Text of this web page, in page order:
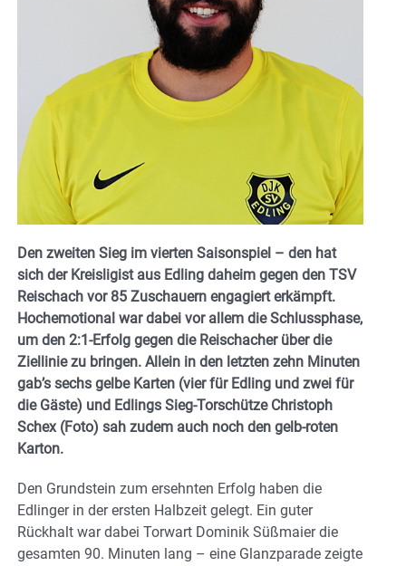
Den zweiten Sieg im vierten Saisonspiel – den hat
sich der Kreisligist aus Edling daheim gegen den TSV
Reischach vor 85 Zuschauern engagiert erkämpft.
Hochemotional war dabei vor allem die Schlussphase,
um den 2:1-Erfolg gegen die Reischacher über die
Ziellinie zu bringen. Allein in den letzten zehn Minuten
gab’s sechs gelbe Karten (vier für Edling und zwei für
die Gäste) und Edlings Sieg-Torschütze Christoph
Schex (Foto) sah zudem auch noch den gelb-roten
Karton.
Den Grundstein zum ersehnten Erfolg haben die
Edlinger in der ersten Halbzeit gelegt. Ein guter
Rückhalt war dabei Torwart Dominik Süßmaier die
gesamten 90. Minuten lang – eine Glanzparade zeigte